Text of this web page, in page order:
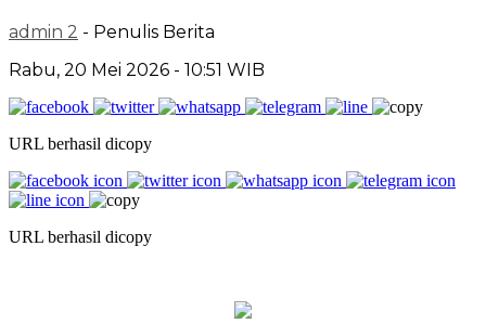
admin 2 - Penulis Berita
Rabu, 20 Mei 2026 - 10:51 WIB
URL berhasil dicopy
URL berhasil dicopy